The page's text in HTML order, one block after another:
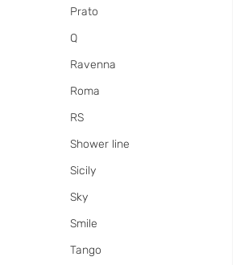
Prato
Q
Ravenna
Roma
RS
Shower line
Sicily
Sky
Smile
Tango